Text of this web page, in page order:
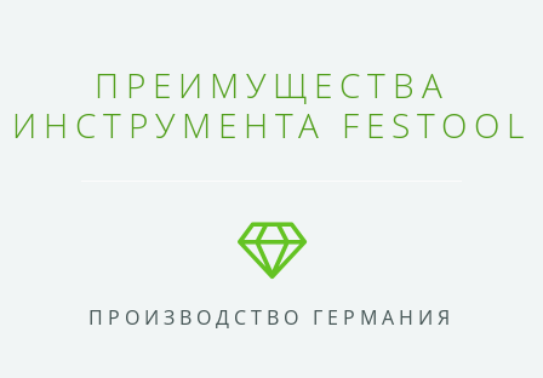
ПРЕИМУЩЕСТВА
ИНСТРУМЕНТА FESTOOL
ПРОИЗВОДСТВО ГЕРМАНИЯ